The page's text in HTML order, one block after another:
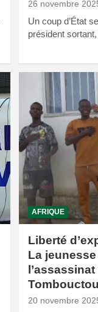
26 novembre
Un coup d’État
président
AFRIQUE
Liberté
La
Tombouctou
20 novembre